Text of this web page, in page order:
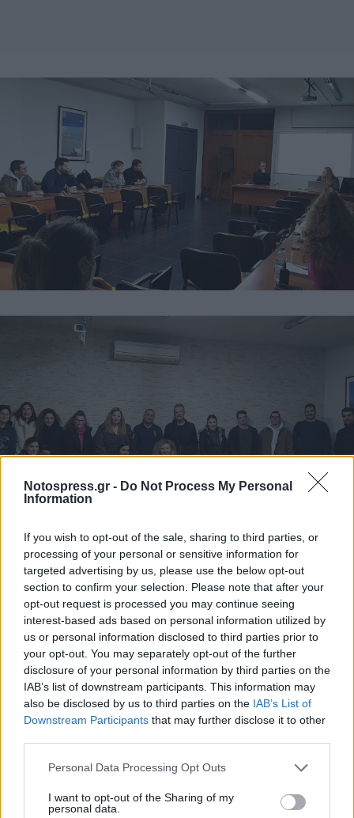
Notospress.gr - Do Not Process My Personal
Information
If you wish to opt-out of the sale, sharing to third parties, or
processing of your personal or sensitive information for
targeted advertising by us, please use the below opt-out
section to confirm your selection. Please note that after your
opt-out request is processed you may continue seeing
interest-based ads based on personal information utilized by
us or personal information disclosed to third parties prior to
your opt-out. You may separately opt-out of the further
disclosure of your personal information by third parties on the
IAB’s list of downstream participants. This information may
also be disclosed by us to third parties on the IAB’s List of
Downstream Participants that may further disclose it to other
Personal Data Processing Opt Outs
I want to opt-out of the Sharing of my
personal data.